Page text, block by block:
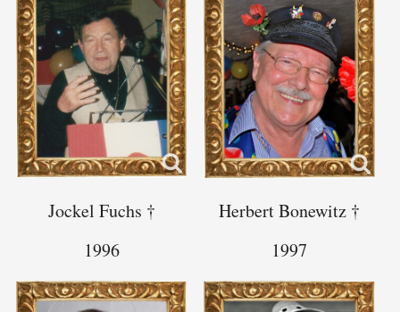
Jockel Fuchs †
1996
Herbert Bonewitz †
1997